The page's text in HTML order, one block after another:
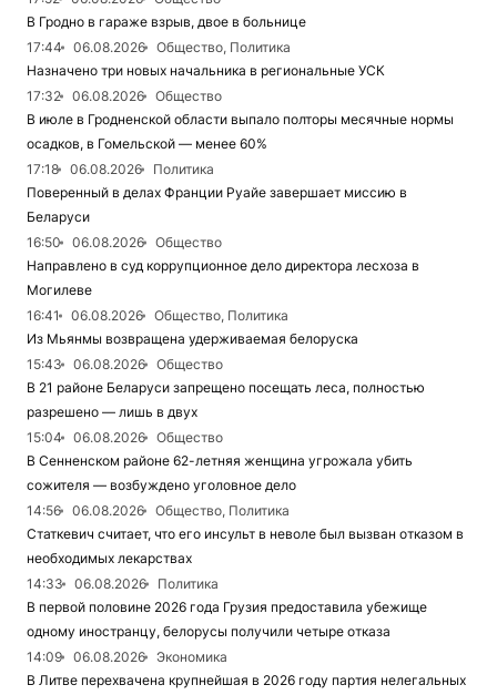
В Гродно в гараже взрыв, двое в больнице
17:44
06.08.2026
Общество, Политика
Назначено три новых начальника в региональные УСК
17:32
06.08.2026
Общество
В июле в Гродненской области выпало полторы месячные нормы
осадков, в Гомельской — менее 60%
17:18
06.08.2026
Политика
Поверенный в делах Франции Руайе завершает миссию в
Беларуси
16:50
06.08.2026
Общество
Направлено в суд коррупционное дело директора лесхоза в
Могилеве
16:41
06.08.2026
Общество, Политика
Из Мьянмы возвращена удерживаемая белоруска
15:43
06.08.2026
Общество
В 21 районе Беларуси запрещено посещать леса, полностью
разрешено — лишь в двух
15:04
06.08.2026
Общество
В Сенненском районе 62-летняя женщина угрожала убить
сожителя — возбуждено уголовное дело
14:56
06.08.2026
Общество, Политика
Статкевич считает, что его инсульт в неволе был вызван отказом в
необходимых лекарствах
14:33
06.08.2026
Политика
В первой половине 2026 года Грузия предоставила убежище
одному иностранцу, белорусы получили четыре отказа
14:09
06.08.2026
Экономика
В Литве перехвачена крупнейшая в 2026 году партия нелегальных